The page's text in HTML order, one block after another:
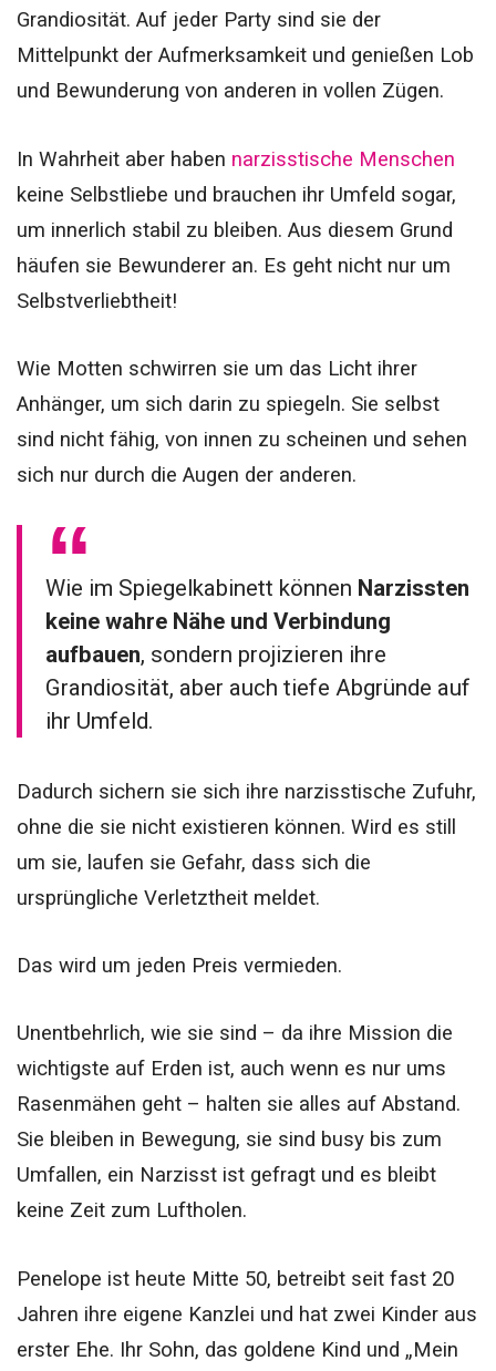
Grandiosität. Auf jeder Party sind sie der
Mittelpunkt der Aufmerksamkeit und genießen Lob
und Bewunderung von anderen in vollen Zügen.
In Wahrheit aber haben narzisstische Menschen
keine Selbstliebe und brauchen ihr Umfeld sogar,
um innerlich stabil zu bleiben. Aus diesem Grund
häufen sie Bewunderer an. Es geht nicht nur um
Selbstverliebtheit!
Wie Motten schwirren sie um das Licht ihrer
Anhänger, um sich darin zu spiegeln. Sie selbst
sind nicht fähig, von innen zu scheinen und sehen
sich nur durch die Augen der anderen.
Wie im Spiegelkabinett können Narzissten
keine wahre Nähe und Verbindung
aufbauen, sondern projizieren ihre
Grandiosität, aber auch tiefe Abgründe auf
ihr Umfeld.
Dadurch sichern sie sich ihre narzisstische Zufuhr,
ohne die sie nicht existieren können. Wird es still
um sie, laufen sie Gefahr, dass sich die
ursprüngliche Verletztheit meldet.
Das wird um jeden Preis vermieden.
Unentbehrlich, wie sie sind – da ihre Mission die
wichtigste auf Erden ist, auch wenn es nur ums
Rasenmähen geht – halten sie alles auf Abstand.
Sie bleiben in Bewegung, sie sind busy bis zum
Umfallen, ein Narzisst ist gefragt und es bleibt
keine Zeit zum Luftholen.
Penelope ist heute Mitte 50, betreibt seit fast 20
Jahren ihre eigene Kanzlei und hat zwei Kinder aus
erster Ehe. Ihr Sohn, das goldene Kind und „Mein